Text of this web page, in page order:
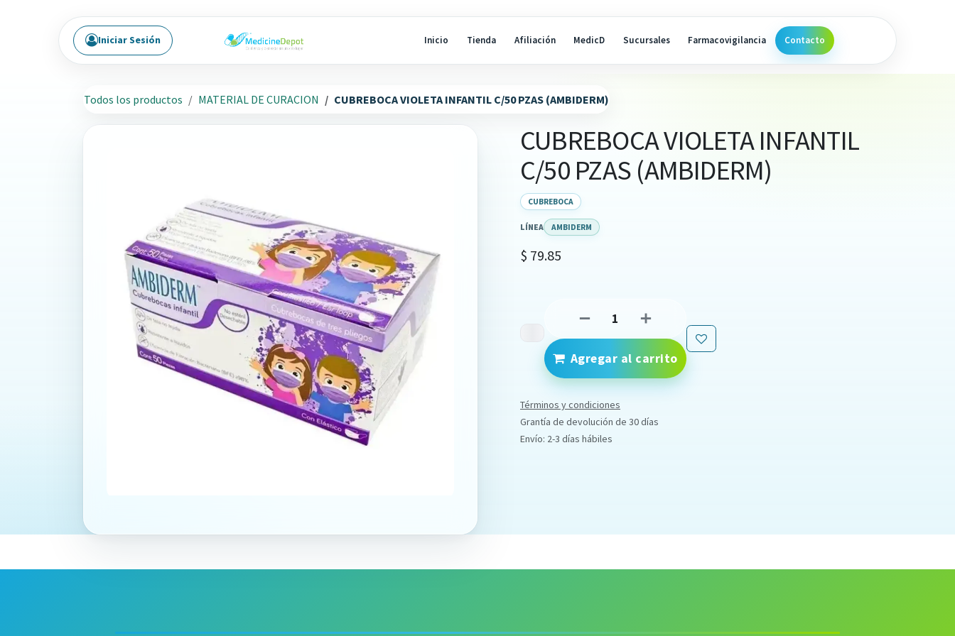
Inicio Tienda Afiliación MedicD Sucursales Farmacovigilancia Contacto
Iniciar Sesión
Todos los productos MATERIAL DE CURACION CUBREBOCA VIOLETA INFANTIL C/50 PZAS (AMBIDERM)
CUBREBOCA VIOLETA INFANTIL
C/50 PZAS (AMBIDERM)
CUBREBOCA
LÍNEA AMBIDERM
$ 79.85
Agregar al carrito
Términos y condiciones
Grantía de devolución de 30 días
Envío: 2-3 días hábiles